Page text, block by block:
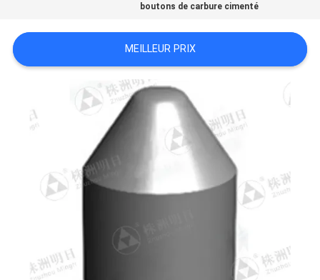
NOUVELLES
DEMANDEZ
CITATION
PLAN
PRIVACY
boutons de carbure cimenté
MEILLEUR PRIX